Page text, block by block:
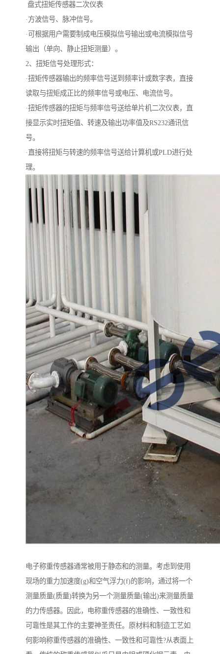
盘式扭矩传感器二次仪表
·方波信号、脉冲信号。
·可根据用户需要制成电压模拟信号输出或电流模拟信号
输出（单向、静止扭矩测量）。
2、扭矩信号处理形式：
·扭矩传感器输出的频率信号送到频率计或数字表，直接
读取与扭矩成正比的频率信号或电压、电流信号。
·扭矩传感器的扭矩与频率信号送给单片机二次仪表，直
接显示实时扭矩值、转速及输出功率值及RS232通讯信
号。
·直接将扭矩与转速的频率信号送给计算机或PLD进行处
理。
电子称重传感器通常被用于静态和的测量。考虑到使用
现场的重力加速度(g)和空气浮力(f)的影响，通过将一个
测量质量(质量)转换为另一个测量质量(输出)来测量质量
的力传感器。因此，电称重传感器的准确性、一致性和
可靠性是其工作的主要神圣责任。原材料和制造工艺如
何影响称重传感器的准确性、一致性和可靠性?从表面上